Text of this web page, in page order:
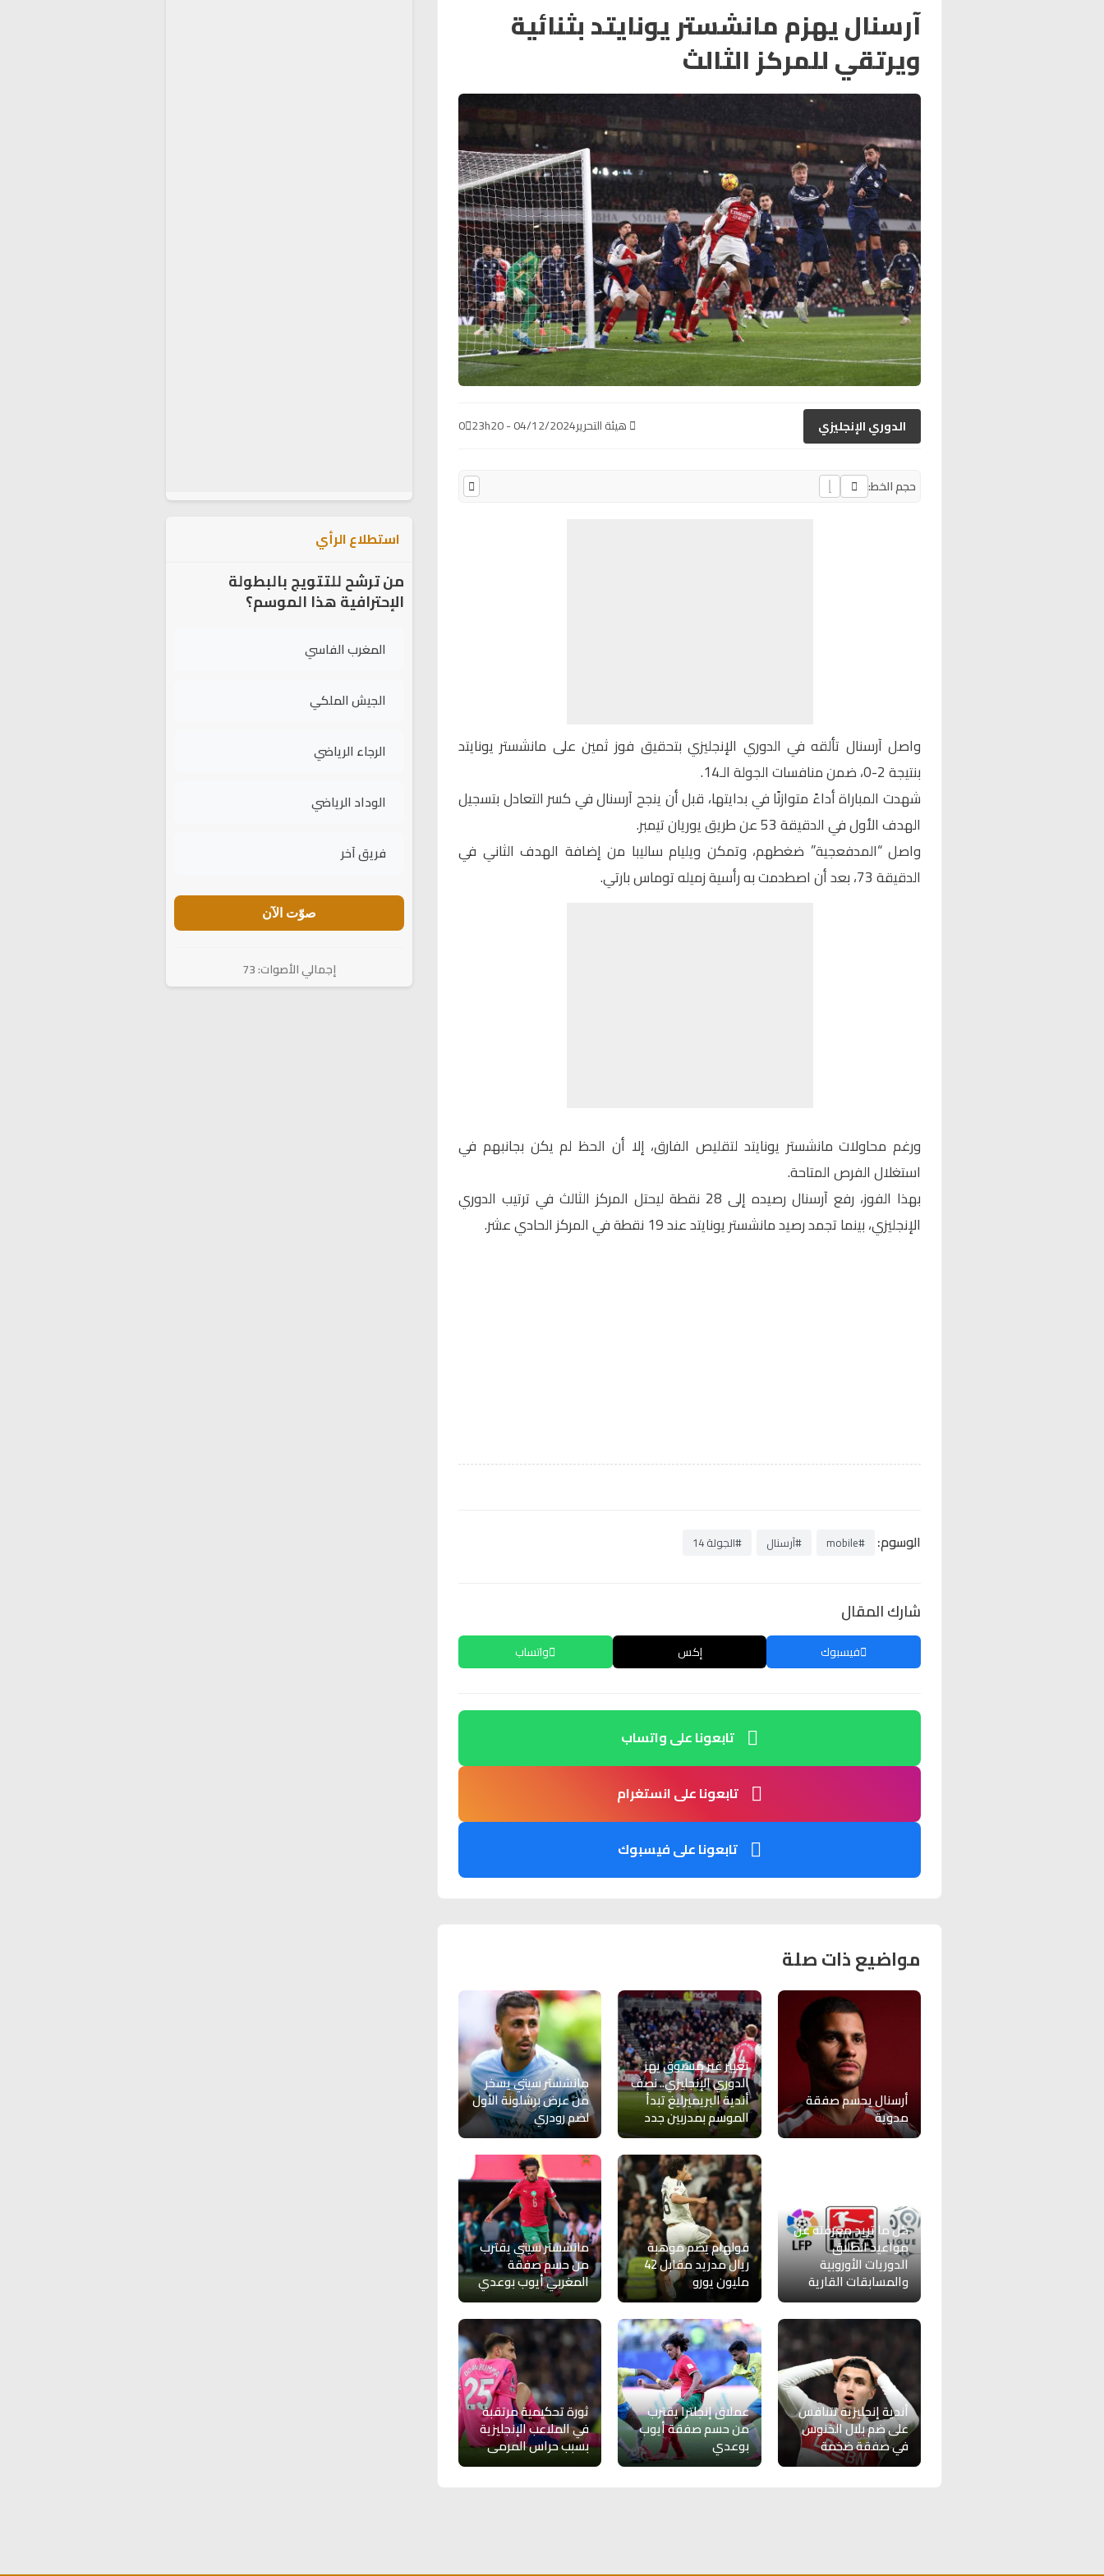
آرسنال يهزم مانشستر يونايتد بثنائية
ويرتقي للمركز الثالث
الدوري الإنجليزي هيئة التحرير04/12/2024 - 23h20
0
حجم الخط:
واصل آرسنال تألقه في الدوري الإنجليزي بتحقيق فوز ثمين على مانشستر يونايتد
بنتيجة 2-0، ضمن منافسات الجولة الـ14.
شهدت المباراة أداءً متوازنًا في بدايتها، قبل أن ينجح آرسنال في كسر التعادل بتسجيل
الهدف الأول في الدقيقة 53 عن طريق يوريان تيمبر.
واصل “المدفعجية” ضغطهم، وتمكن ويليام ساليبا من إضافة الهدف الثاني في
الدقيقة 73، بعد أن اصطدمت به رأسية زميله توماس بارتي.
ورغم محاولات مانشستر يونايتد لتقليص الفارق، إلا أن الحظ لم يكن بجانبهم في
استغلال الفرص المتاحة.
بهذا الفوز، رفع آرسنال رصيده إلى 28 نقطة ليحتل المركز الثالث في ترتيب الدوري
الإنجليزي، بينما تجمد رصيد مانشستر يونايتد عند 19 نقطة في المركز الحادي عشر.
الوسوم: #mobile #آرسنال #الجولة 14
شارك المقال
فيسبوك إكس واتساب
تابعونا على واتساب
تابعونا على انستغرام
تابعونا على فيسبوك
مواضيع ذات صلة
أرسنال يحسم صفقة
مدوية
تغيير غير مسبوق يهز
الدوري الإنجليزي.. نصف
أندية البريميرليغ تبدأ
الموسم بمدربين جدد
مانشستر سيتي يسخر
من عرض برشلونة الأول
لضم رودري
كل ما تريد معرفته عن
مواعيد انطلاق
الدوريات الأوروبية
والمسابقات القارية
فولهام يضم موهبة
ريال مدريد مقابل 42
مليون يورو
مانشستر سيتي يقترب
من حسم صفقة
المغربي أيوب بوعدي
أندية إنجليزية تتنافس
على ضم بلال الخنوس
في صفقة ضخمة
عملاق إنجلترا يقترب
من حسم صفقة أيوب
بوعدي
ثورة تحكيمية مرتقبة
في الملاعب الإنجليزية
بسبب حراس المرمى
استطلاع الرأي
من ترشح للتتويج بالبطولة
الإحترافية هذا الموسم؟
المغرب الفاسي
الجيش الملكي
الرجاء الرياضي
الوداد الرياضي
فريق آخر
صوّت الآن
إجمالي الأصوات: 73